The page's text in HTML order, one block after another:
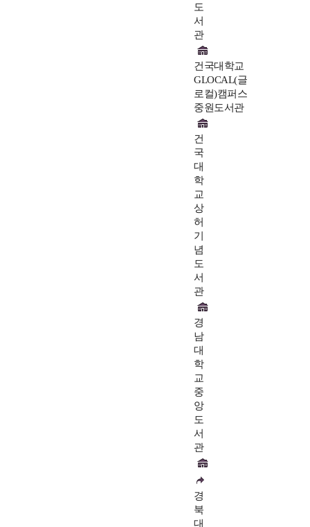
도
서
관
건국대학교
GLOCAL(글
로컬)캠퍼스
중원도서관
건
국
대
학
교
상
허
기
념
도
서
관
경
남
대
학
교
중
앙
도
서
관
경
북
대